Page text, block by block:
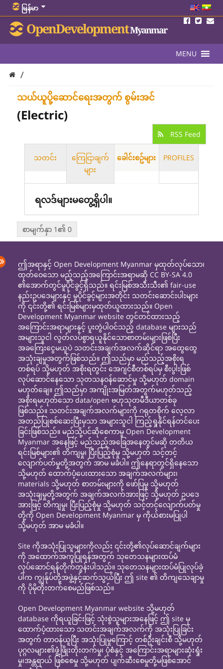
မြန်မာ
OpenDevelopmentMyanmar
MENU
/
သယ်ယူပို့ဆောင်ရေးအတွက် စွမ်းအင်
(Electric)
RSS Feed
သတင်း
ကြေငြာချက်
များ
ခေါင်းစဥ်များ PROFILES
ရလဒ်များမတွေ့ရှိပါ။
စာမျက်နှာ 1၏ 0
ဤအရာနှင့် Open Development Myanmar မှထုတ်လုပ်သော၊
ထုတ်ဝေသော မည့်သည့်အကြောင်းအရာမဆို CC BY-SA 4.0
၏အောက်တွင်မူပိုင်ခွင့်ရှိသည်။ ရင်းမြစ်အသီးသီး၏ fair-use
နည်းဥပဒေများနှင့် မူပိုင်ခွင့်များအတိုင်း သတင်းဆောင်းပါးများ
ကို ၎င်းတို့၏ ရင်းမြစ်များမှထုတ်ယူထားသည်။ Open
Development Myanmar website တွင်တင်ထားသည့်
အကြောင်းအရာများနှင့် ပူးတွဲပါဝင်သည့် database များသည်
အများသူငါ လွတ်လပ်စွာရယူနိုင်သောစာတမ်းများဖြစ်ပြီး
အခကြေးငွေမယူပဲ သတင်းအချက်အလက်ဆိုင်ရာ အထွေထွေ
အသုံးချမှုအတွက်ဖြစ်သည်။ ဤသည်မှာ မည်သည့်အစိုးရ
တစ်ရပ် သို့မဟုတ် အစိုးရတွင်း အေဂျင်စီတစ်ရပ်မှ စီးပွါးဖြစ်
လုပ်ဆောင်နေသော သုတသနဝန်ဆောင်မှု သို့မဟုတ် domain
မဟုတ်ချေ။ ဤသည်မှာ အကျိုးအမြတ်အတွက်မဟုတ်သည့်
အစိုးရမဟုတ်သော data/open ဗဟုသုတမီဒီယာတစ်ခု
ဖြစ်သည်။ သတင်းအချက်အလက်များကို ဂရုတစိုက် လေ့လာ
အတည်ပြုစစ်ဆေးပြီးမှသာ အများသူငါ ကြည့်ရှုနိုင်ရန်တင်ပေး
ခြင်းဖြစ်သည်။ မည်သို့ပင်ဆိုစေကာမူ Open Development
Myanmar အနေဖြင့် မည်သည့်အခြေအနေတွင်မဆို တတိယ
ရင်းမြစ်များ၏ တိကျမှု၊ ပြီးပြည့်စုံမှု သို့မဟုတ် သင့်တင့်
လျောက်ပတ်မှုတို့အတွက် အာမ မခံပါ။ ဤနေရာတွင်ရှိနေသော
သို့မဟုတ် ထောက်ပံ့ပေးထားသော အချက်အလက်များ၊
materials သို့မဟုတ် စာတမ်းများကို ဖော်ပြမှု သို့မဟုတ်
အသုံးချမှုတို့အတွက် အချက်အလက်အားဖြင့် သို့မဟုတ် ဥပဒေ
အားဖြင့် တိကျမှု၊ ပြီးပြည့်စုံမှု သို့မဟုတ် သင့်တင့်လျောက်ပတ်မှု
တို့ကို Open Development Myanmar မှ ကိုယ်စားမပြုပါ
သို့မဟုတ် အာမ မခံပါ။
Site ကိုအသုံးပြုသူများကိုလည်း ၎င်းတို့၏လုပ်ဆောင်ချက်များ
ကို အထောက်အကူပြုရန်အတွက် သုတေသနများထပ်မံ
လုပ်ဆောင်ရန်တိုက်တွန်းပါသည်။ သုတေသနများထပ်မံပြုလုပ်ခဲ့
ပါက ကျွန်ုပ်တို့အဖွဲ့နှင့်ဆက်သွယ်ပြီး ဤ site ၏ တိကျသေချာမှု
ကို ပိုမိုတိုးတက်စေမည်ဖြစ်သည်။
Open Development Myanmar website သို့မဟုတ်
database ကိုရယူခြင်းဖြင့် သုံးစွဲသူများအနေဖြင့် ဤ site မှ
ထောက်ပံ့ထားသော သတင်းအချက်အလက်ကို အသုံးပြုခြင်း
အတွက် တာဝန်ယူပြီး အသုံးပြုမှုကြောင့် တစ်ဦးချင်းစီ သို့မဟုတ်
ပုဂ္ဂလများ၏ဖွံ့ဖြိုးတိုးတက်မှု၊ ပုံစံနှင့် အကြောင်းအရာများဆုံးရှုံး
မှု၊အန္တရာယ် ဖြစ်စေမှု သို့မဟုတ် ပျက်ဆီးစေမှုတို့မဖြစ်အောင်